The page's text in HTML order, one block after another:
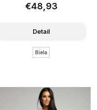
€48,93
Detail
Biela